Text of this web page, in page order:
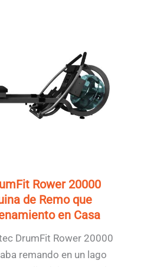
Rower 20000
de Remo que
en Casa
DrumFit Rower 20000
remando en un lago